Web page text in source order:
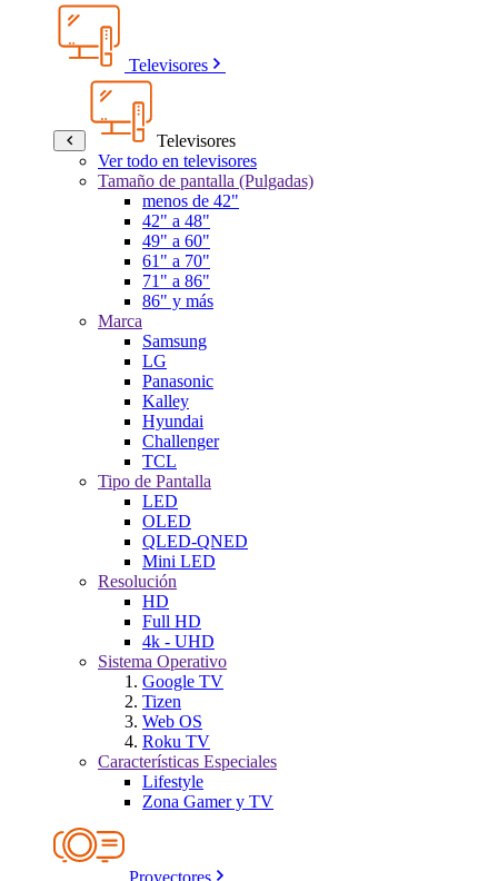
Televisores
Televisores
Ver todo en televisores
Tamaño de pantalla (Pulgadas)
menos de 42"
42" a 48"
49" a 60"
61" a 70"
71" a 86"
86" y más
Marca
Samsung
LG
Panasonic
Kalley
Hyundai
Challenger
TCL
Tipo de Pantalla
LED
OLED
QLED-QNED
Mini LED
Resolución
HD
Full HD
4k - UHD
Sistema Operativo
Google TV
Tizen
Web OS
Roku TV
Características Especiales
Lifestyle
Zona Gamer y TV
Proyectores